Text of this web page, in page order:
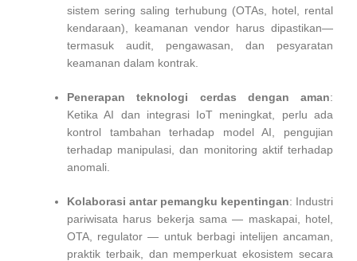
sistem sering saling terhubung (OTAs, hotel, rental
kendaraan), keamanan vendor harus dipastikan—
termasuk audit, pengawasan, dan pesyaratan
keamanan dalam kontrak.
Penerapan teknologi cerdas dengan aman:
Ketika AI dan integrasi IoT meningkat, perlu ada
kontrol tambahan terhadap model AI, pengujian
terhadap manipulasi, dan monitoring aktif terhadap
anomali.
Kolaborasi antar pemangku kepentingan: Industri
pariwisata harus bekerja sama — maskapai, hotel,
OTA, regulator — untuk berbagi intelijen ancaman,
praktik terbaik, dan memperkuat ekosistem secara